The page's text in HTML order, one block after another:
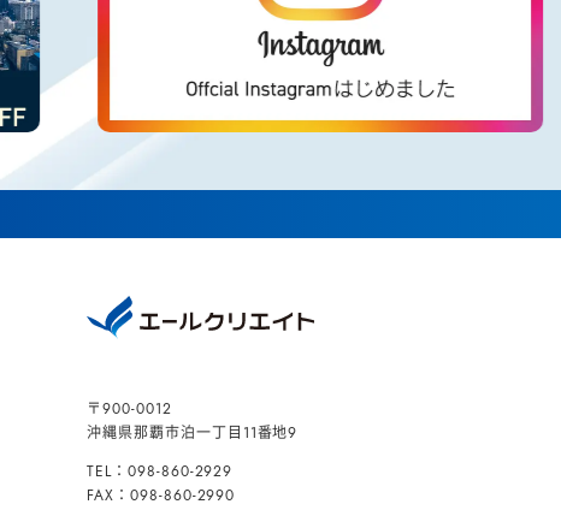
〒900-0012
沖縄県那覇市泊一丁目11番地9
TEL：098-860-2929
FAX：098-860-2990